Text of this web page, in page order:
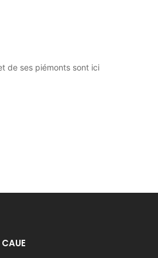
de ses piémonts sont ici